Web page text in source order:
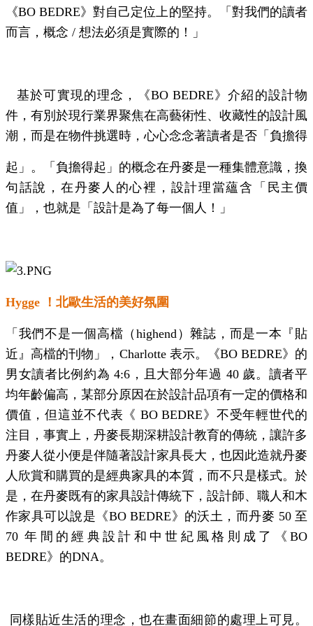
《BO BEDRE》對自己定位上的堅持。「對我們的讀者
而言，概念 / 想法必須是實際的！」
基於可實現的理念，《BO BEDRE 》介紹的設計物
件，有別於現行業界聚焦在高藝術性、收藏性的設計風
潮，而是在物件挑選時，心心念念著讀者是否「負擔得
起」。「負擔得起」的概念在丹麥是一種集體意識，換
句話說，在丹麥人的心裡，設計理當蘊含「民主價
值」，也就是「設計是為了每一個人！」
Hygge ！北歐生活的美好氛圍
「我們不是一個高檔（ highend ）雜誌，而是一本『貼
近』高檔的刊物」， Charlotte 表示。《BO BEDRE》的
男女讀者比例約為 4:6 ，且大部分年過 40 歲。讀者平
均年齡偏高，某部分原因在於設計品項有一定的價格和
價值，但這並不代表《 BO BEDRE 》不受年輕世代的
注目，事實上，丹麥長期深耕設計教育的傳統，讓許多
丹麥人從小便是伴隨著設計家具長大，也因此造就丹麥
人欣賞和購買的是經典家具的本質，而不只是樣式。於
是，在丹麥既有的家具設計傳統下，設計師、職人和木
作家具可以說是《BO BEDRE 》的沃土，而丹麥 50 至
70年間的經典設計和中世紀風格則成了《BO
BEDRE》的DNA。
同樣貼近生活的理念，也在畫面細節的處理上可見。